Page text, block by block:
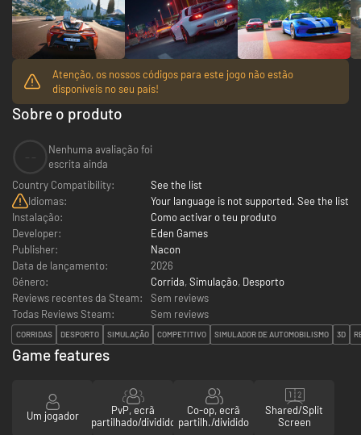
Atenção, os nossos códigos para este jogo não estão
disponíveis no seu país!
Sobre o produto
Nenhuma avaliação foi
escrita ainda
Country Compatibility:
See the list
Idiomas:
Your language is not supported. See the list
Instalação:
Como activar o teu produto
Developer:
Eden Games
Publisher:
Nacon
Data de lançamento:
2026
Género:
Corrida, Simulação, Desporto
Reviews recentes da Steam:
Sem reviews
Todas Reviews Steam:
Sem reviews
CORRIDAS DESPORTO SIMULAÇÃO COMPETITIVO SIMULADOR DE AUTOMOBILISMO 3D
Game features
Um jogador
PvP, ecrã
partilhado/dividido
Co-op, ecrã
partilh./dividido
Shared/Split
Screen